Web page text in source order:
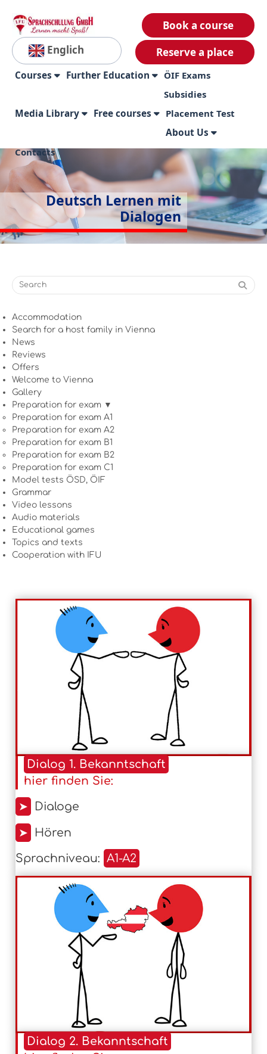
Englich
Book a course
Reserve a place
Courses Further Education
ÖIF Exams
Subsidies
Media Library Free courses Placement Test
About Us
Contacts
Deutsch Lernen mit
Dialogen
Accommodation
Search for a host family in Vienna
News
Reviews
Offers
Welcome to Vienna
Gallery
Preparation for exam ▼
Preparation for exam A1
Preparation for exam A2
Preparation for exam B1
Preparation for exam B2
Preparation for exam C1
Model tests ÖSD, ÖIF
Grammar
Video lessons
Audio materials
Educational games
Topics and texts
Cooperation with IFU
Dialog 1. Bekanntschaft
hier finden Sie:
➤ Dialoge
➤ Hören
Sprachniveau: A1-A2
Dialog 2. Bekanntschaft